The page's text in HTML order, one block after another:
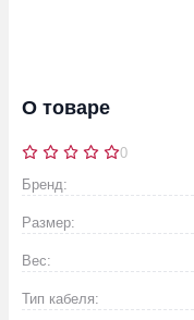
О товаре
0
Бренд:
Размер:
Вес:
Тип кабеля: